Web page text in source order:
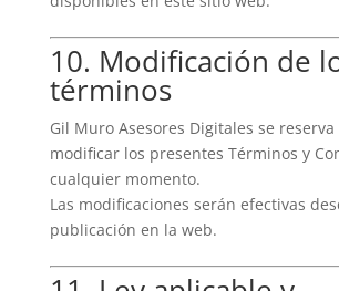
10. Modificación de
términos
Gil Muro Asesores Digitales se
modificar los presentes Términos y
cualquier momento.
Las modificaciones serán efectivas
publicación en la web.